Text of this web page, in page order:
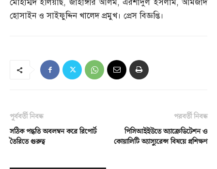
মোহাম্মদ ইলিয়াছ,জাহাঙ্গীর আলম,এরশাদুল ইসলাম,আমজাদ
হোসাইন ও সাইফুদ্দিন খালেদ প্রমুখ। প্রেস বিজ্ঞপ্তি।
পূর্ববর্তী নিবন্ধ
সঠিক পদ্ধতি অবলম্বন করে রিপোর্ট
তৈরিতে গুরুত্ব
পরবর্তী নিবন্ধ
পিসিআইইউতে অ্যাক্রেডিটেশন ও
কোয়ালিটি অ্যাস্যুরেন্স বিষয়ে প্রশিক্ষণ